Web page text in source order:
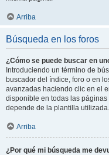
Arriba
Búsqueda en los foros
¿Cómo se puede buscar en
Introduciendo un término de
buscador del índice, foro o en
avanzadas haciendo clic en el
disponible en todas las
depende de la plantilla utilizada.
Arriba
¿Por qué mi búsqueda me